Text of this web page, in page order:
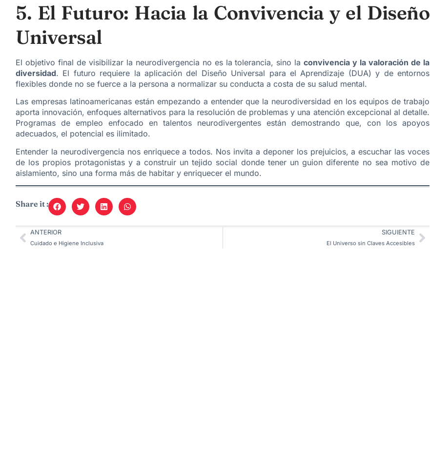
5. El Futuro: Hacia la Convivencia y el Diseño
Universal
El objetivo final de visibilizar la neurodivergencia no es la tolerancia, sino laconvivencia y la valoración de la
diversidad. El futuro requiere la aplicación del Diseño Universal para el Aprendizaje (DUA) y de entornos
flexibles donde no se fuerce a la persona a normalizar su conducta a costa de su salud mental.
Las empresas latinoamericanas están empezando a entender que la neurodiversidad en los equipos de trabajo
aporta innovación, enfoques alternativos para la resolución de problemas y una atención excepcional al detalle.
Programas de empleo enfocado en talentos neurodivergentes están demostrando que, con los apoyos
adecuados, el potencial es ilimitado.
Entender la neurodivergencia nos enriquece a todos. Nos invita a deponer los prejuicios, a escuchar las voces
de los propios protagonistas y a construir un tejido social donde tener un guion diferente no sea motivo de
aislamiento, sino una forma más de habitar y enriquecer el mundo.
Share it :
ANTERIOR
Cuidado e Higiene Inclusiva
SIGUIENTE
El Universo sin Claves Accesibles